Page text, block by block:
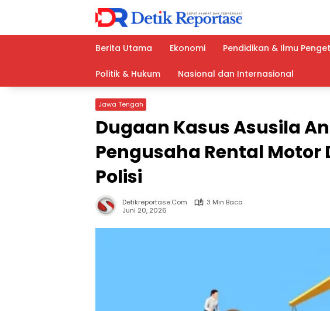
Berita Utama
Ekonomi Pendidikan & Ilmu
Politik & Hukum Nasional dan Internasional
Jawa Tengah
Dugaan Kasus Asusila
Pengusaha Rental Motor
Polisi
Detikreportase.com
3 Min Baca
Juni 20, 2026